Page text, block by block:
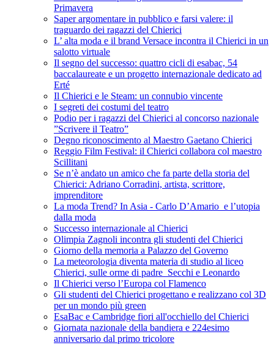
Primavera
Saper argomentare in pubblico e farsi valere: il
traguardo dei ragazzi del Chierici
L’ alta moda e il brand Versace incontra il Chierici in un
salotto virtuale
Il segno del successo: quattro cicli di esabac, 54
baccalaureate e un progetto internazionale dedicato ad
Erté
Il Chierici e le Steam: un connubio vincente
I segreti dei costumi del teatro
Podio per i ragazzi del Chierici al concorso nazionale
”Scrivere il Teatro”
Degno riconoscimento al Maestro Gaetano Chierici
Reggio Film Festival: il Chierici collabora col maestro
Scillitani
Se n’è andato un amico che fa parte della storia del
Chierici: Adriano Corradini, artista, scrittore,
imprenditore
La moda Trend? In Asia - Carlo D’Amario e l’utopia
dalla moda
Successo internazionale al Chierici
Olimpia Zagnoli incontra gli studenti del Chierici
Giorno della memoria a Palazzo del Governo
La meteorologia diventa materia di studio al liceo
Chierici, sulle orme di padre Secchi e Leonardo
Il Chierici verso l’Europa col Flamenco
Gli studenti del Chierici progettano e realizzano col 3D
per un mondo più green
EsaBac e Cambridge fiori all'occhiello del Chierici
Giornata nazionale della bandiera e 224esimo
anniversario dal primo tricolore